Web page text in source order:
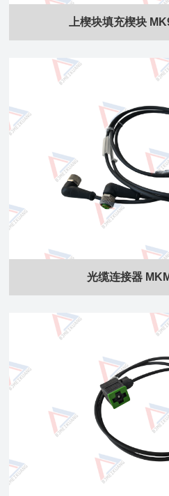
上楔块填充楔块
光缆连接器